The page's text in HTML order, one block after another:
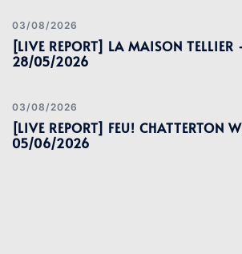
03/08/2026
[LIVE REPORT] LA MAISON
28/05/2026
03/08/2026
[LIVE REPORT] FEU! CHATTERTON
05/06/2026